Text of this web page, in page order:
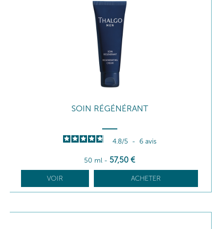
SOIN RÉGÉNÉRANT
4.8/5 - 6 avis
50 ml - 57,50 €
VOIR ACHETER